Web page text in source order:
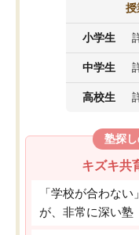
授
小学生
中学生
高校生
塾探
キズキ共
「学校が合わな
が、非常に深い塾